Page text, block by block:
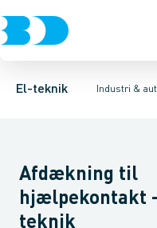
El-teknik Industri &
Afbrydere, stikkontakter
Industristiksystemer
Motorbetjening for
Afdækning til
hjælpekontakt
teknik